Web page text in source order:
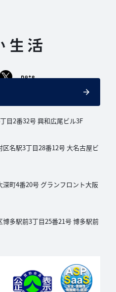
目2番32号興和広尾ビル3F
区名駅3丁目28番12号 大名古屋ビ
深町4番20号 グランフロント大阪
博多駅前3丁目25番21号 博多駅前